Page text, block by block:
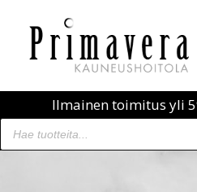
Ilmainen toimitus yli